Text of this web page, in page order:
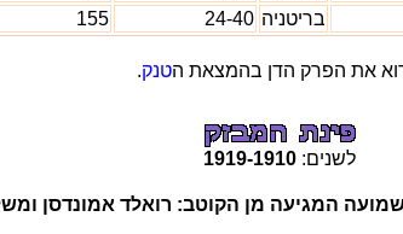
בריטניה 24-40
155
את הפרק הדן בהמצאת הטנק.
לשנים: 1919-1910
המגיעה מן הקוטב: רואלד אמונדסן